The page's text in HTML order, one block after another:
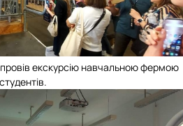
екскурсію навчальною фермою